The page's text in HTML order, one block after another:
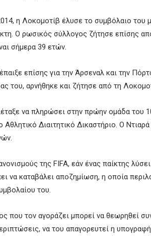
η Λοκομοτίβ έλυσε το συμβόλαιο του
Ο ρωσικός σύλλογος ζήτησε επίσης
σήμερα 39 ετών.
επίσης για την Άρσεναλ και την
του, αρνήθηκε και ζήτησε από τη
να πληρώσει στην πρώην ομάδα του
Διαιτητικό Δικαστήριο. Ο
της FIFA, εάν ένας παίκτης
να καταβάλει αποζημίωση, η οποία
του.
που τον αγοράζει μπορεί να θεωρηθεί
να του απαγορευτεί η